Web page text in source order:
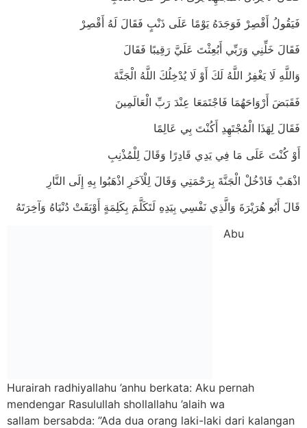
فَيَقُولُ أَقْصِرْ فَوَجَدَهُ يَوْمًا عَلَى ذَنْبٍ فَقَالَ لَهُ أَقْصِرْ
فَقَالَ خَلِّنِي وَرَبِّي أَبُعِثْتَ عَلَيَّ رَقِيبًا فَقَالَ
وَاللَّهِ لَا يَغْفِرُ اللَّهُ لَكَ أَوْ لَا يُدْخِلُكَ اللَّهُ الْجَنَّةَ
فَقَبَضَ أَرْوَاحَهُمَا فَاجْتَمَعَا عِنْدَ رَبِّ الْعَالَمِينَ
فَقَالَ لِهَذَا الْمُجْتَهِدِ أَكُنْتَ بِي عَالِمًا
أَوْ كُنْتَ عَلَى مَا فِي يَدِي قَادِرًا وَقَالَ لِلْمُذْنِبِ
اذْهَبْ فَادْخُلْ الْجَنَّةَ بِرَحْمَتِي وَقَالَ لِلْآخَرِ اذْهَبُوا بِهِ إِلَى النَّارِ
قَالَ أَبُو هُرَيْرَةَ وَالَّذِي نَفْسِي بِيَدِهِ لَتَكَلَّمَ بِكَلِمَةٍ أَوْبَقَتْ دُنْيَاهُ وَآخِرَتَهُ
Abu
Hurairah radhiyallahu ’anhu berkata: Aku pernah
mendengar Rasulullah shollallahu ’alaih wa
sallam bersabda: ”Ada dua orang laki-laki dari kalangan